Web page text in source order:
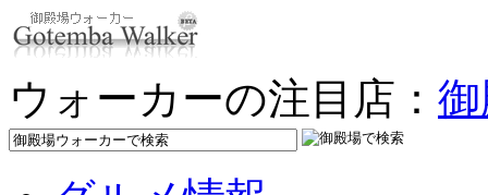
ウォーカーの注目店：